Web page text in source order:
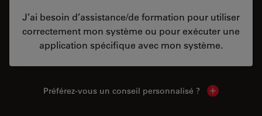
J’ai besoin d’assistance/de formation pour utiliser
correctement mon système ou pour exécuter une
application spécifique avec mon système.
Préférez-vous un conseil personnalisé ? Show local